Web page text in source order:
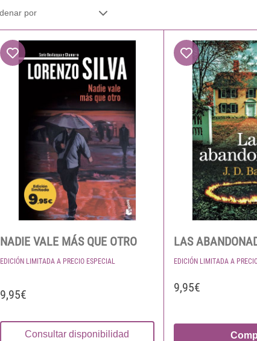
NADIE VALE MÁS QUE OTRO
EDICIÓN LIMITADA A PRECIO ESPECIAL
9,95€
Consultar disponibilidad
LAS
EDICIÓN LIMITADA A
9,95€